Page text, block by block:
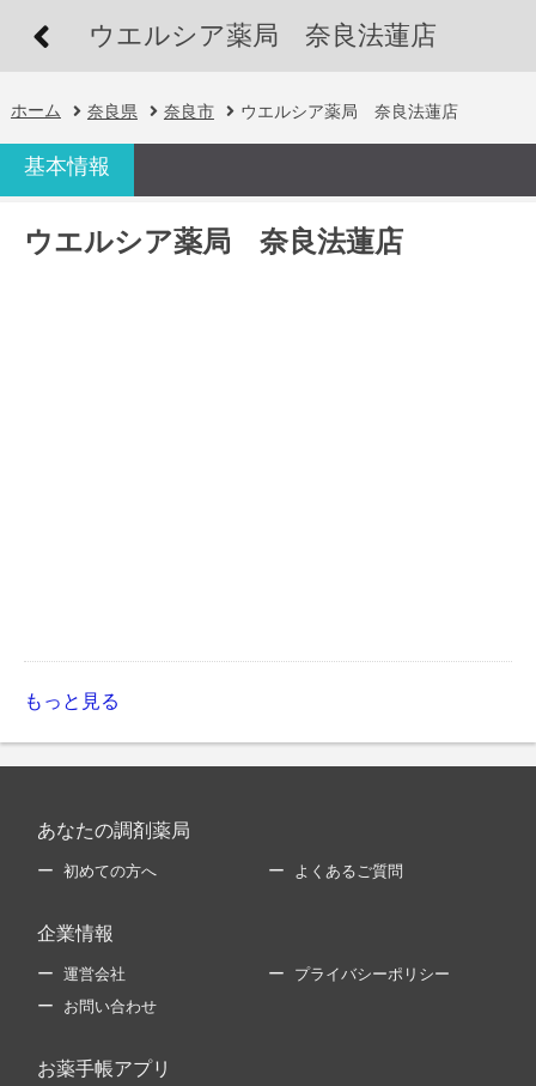
ウエルシア薬局 奈良法蓮店
ホーム 奈良県 奈良市 ウエルシア薬局 奈良法蓮店
基本情報
ウエルシア薬局 奈良法蓮店
もっと見る
あなたの調剤薬局
初めての方へ よくあるご質問
企業情報
運営会社 プライバシーポリシー
お問い合わせ
お薬手帳アプリ